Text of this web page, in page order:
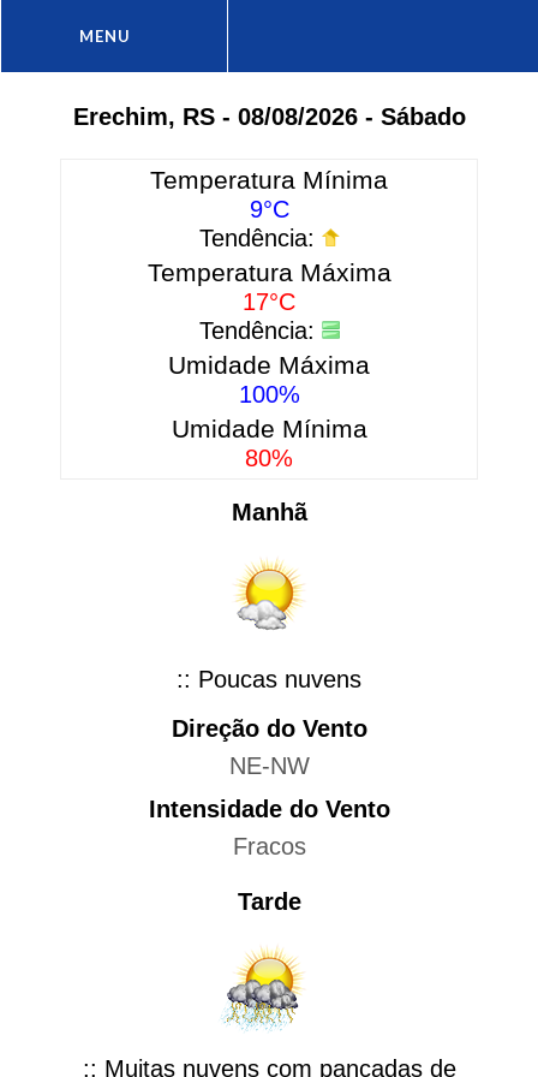
MENU
:: Previsão
Visualizar Previsão
Erechim, RS - 08/08/2026 - Sábado
Temperatura Mínima
9°C
Tendência:
Temperatura Máxima
17°C
Tendência:
Umidade Máxima
100%
Umidade Mínima
80%
Manhã
:: Poucas nuvens
Direção do Vento
NE-NW
Intensidade do Vento
Fracos
Tarde
:: Muitas nuvens com pancadas de